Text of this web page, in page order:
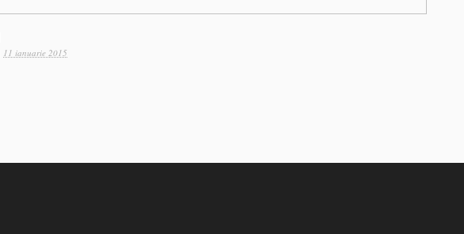
11 ianuarie 2015